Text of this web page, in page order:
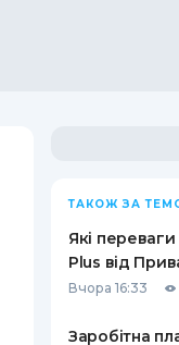
ТАКОЖ ЗА
Які
Plus від
Вчора 16:33
Заробітна